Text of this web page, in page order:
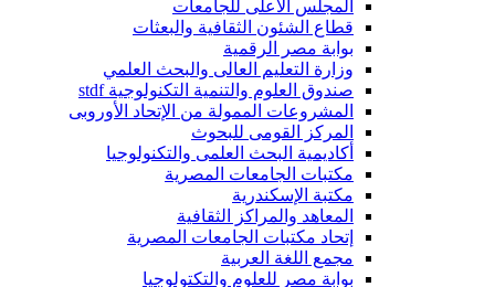
المجلس الأعلى للجامعات
قطاع الشئون الثقافية والبعثات
بوابة مصر الرقمية
وزارة التعليم العالى والبحث العلمي
صندوق العلوم والتنمية التكنولوجية stdf
المشروعات الممولة من الإتحاد الأوروبى
المركز القومى للبحوث
أكاديمية البحث العلمى والتكنولوجيا
مكتبات الجامعات المصرية
مكتبة الإسكندرية
المعاهد والمراكز الثقافية
إتحاد مكتبات الجامعات المصرية
مجمع اللغة العربية
بوابة مصر للعلوم والتكتولوجيا